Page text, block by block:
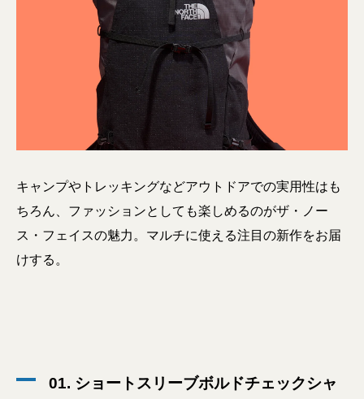
キャンプやトレッキングなどアウトドアでの実用性はも
ちろん、ファッションとしても楽しめるのがザ・ノー
ス・フェイスの魅力。マルチに使える注目の新作をお届
けする。
01. ショートスリーブボルドチェックシャ